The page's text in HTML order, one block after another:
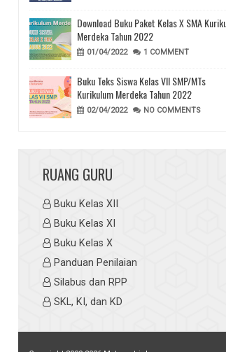
Download Buku Paket Kelas X SMA
Merdeka Tahun 2022
01/04/2022 1 COMMENT
Buku Teks Siswa Kelas VII SMP/MTs
Kurikulum Merdeka Tahun 2022
02/04/2022 NO COMMENTS
RUANG GURU
Buku Kelas XII
Buku Kelas XI
Buku Kelas X
Panduan Penilaian
Silabus dan RPP
SKL, KI, dan KD